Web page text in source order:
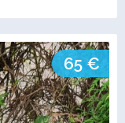
65 €